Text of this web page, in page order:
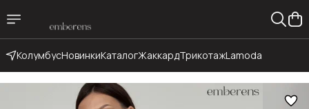
КолумбусНовинкиКаталогЖаккардТрикотажLamoda